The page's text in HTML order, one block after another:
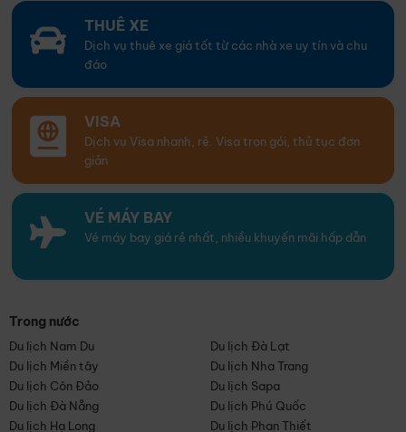
THUÊ XE
Dịch vụ thuê xe giá tốt từ các nhà xe uy tín và chu
đáo
VISA
Dịch vụ Visa nhanh, rẻ. Visa trọn gói, thủ tục đơn
giản
VÉ MÁY BAY
Vé máy bay giá rẻ nhất, nhiều khuyến mãi hấp dẫn
Trong nước
Du lịch Nam Du
Du lịch Đà Lạt
Du lịch Miền tây
Du lịch Nha Trang
Du lịch Côn Đảo
Du lịch Sapa
Du lịch Đà Nẵng
Du lịch Phú Quốc
Du lịch Hạ Long
Du lịch Phan Thiết